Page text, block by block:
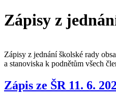
Zápisy z
Zápisy z jednání školské rady
a stanoviska k podnětům všech
Zápis ze ŠR 11. 6.